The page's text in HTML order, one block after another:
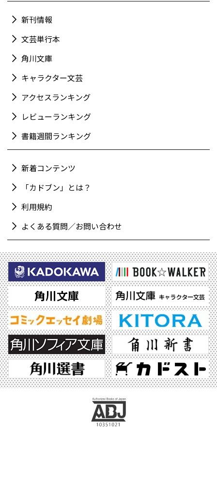
新刊情報
文芸単行本
角川文庫
キャラクター文芸
アクセスランキング
レビューランキング
書籍週間ランキング
新着コンテンツ
「カドブン」とは？
利用規約
よくある質問／お問い合わせ